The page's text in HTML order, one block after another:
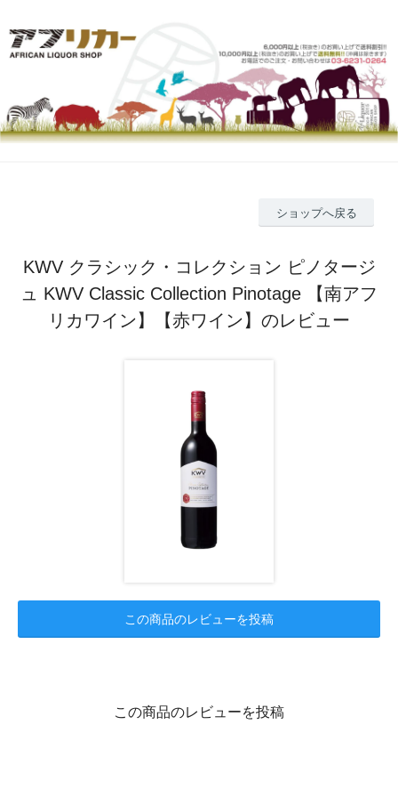
ショップへ戻る
KWV クラシック・コレクション ピノタージ
ュ KWV Classic Collection Pinotage 【南アフ
リカワイン】【赤ワイン】のレビュー
この商品のレビューを投稿
この商品のレビューを投稿